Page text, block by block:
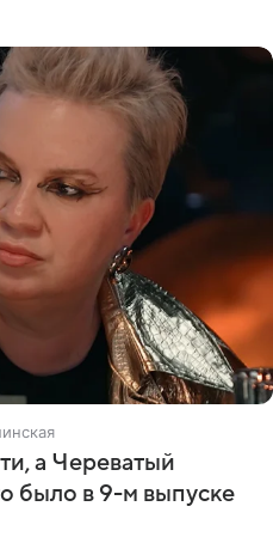
а Череватый
было в 9-м выпуске